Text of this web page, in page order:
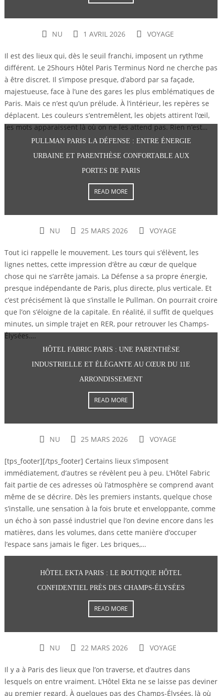
NU 1 AVRIL 2026 VOYAGE
Il est des lieux qui, dès le seuil franchi, imposent un rythme
différent. Le 25hours Hôtel Paris Terminus Nord ne cherche pas
à être discret. Il s’impose presque, d’abord par sa façade,
majestueuse, face à l’une des gares les plus emblématiques de
Paris. Mais ce n’est qu’un prélude. À l’intérieur, les repères se
déplacent. Les couleurs s’entremêlent, les objets attirent l’œil,
les mots apparaissent là où on ne les attend pas. Rien n’est…
PULLMAN PARIS LA DÉFENSE : ENTRE ÉNERGIE
URBAINE ET PARENTHÈSE CONFORTABLE AUX
PORTES DE PARIS
READ MORE
NU 25 MARS 2026 VOYAGE
Tout ici rappelle le mouvement. Les tours qui s’élèvent, les
lignes nettes, cette impression d’être au cœur de quelque
chose qui ne s’arrête jamais. La Défense a sa propre énergie,
presque indépendante de Paris, plus directe, plus verticale. Et
c’est précisément là que s’installe le Pullman. On pourrait croire
que l’on s’éloigne de la capitale. En réalité, il suffit de quelques
minutes, un simple trajet en RER, pour retrouver les Champs-
Élysées….
HÔTEL FABRIC PARIS : UNE PARENTHÈSE
INDUSTRIELLE ET ÉLÉGANTE AU CŒUR DU 11E
ARRONDISSEMENT
READ MORE
NU 25 MARS 2026 VOYAGE
[tps_footer][/tps_footer] Certains lieux s’imposent
immédiatement, d’autres se révèlent peu à peu. L’Hôtel Fabric
fait partie de ces adresses où l’atmosphère se comprend avant
même de se décrire. Dès les premiers instants, quelque chose
s’installe, une sensation à la fois brute et enveloppante, comme
un écho à son passé industriel que l’on devine encore dans les
matières, dans les volumes, dans cette manière d’occuper
l’espace sans jamais le figer. Les briques,…
HÔTEL EKTA PARIS : LE BOUTIQUE HÔTEL
CONFIDENTIEL PRÈS DES CHAMPS-ÉLYSÉES
READ MORE
NU 22 MARS 2026 VOYAGE
Il y a à Paris des lieux que l’on traverse, et d’autres dans
lesquels on entre vraiment. L’Hôtel Ekta ne se laisse pas deviner
au premier regard. À quelques pas des Champs-Élysées, là où